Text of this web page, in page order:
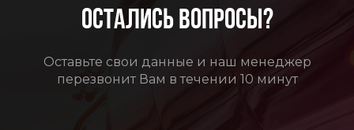
ОСТАЛИСЬ ВОПРОСЫ?
Оставьте свои данные и наш менеджер
перезвонит Вам в течении 10 минут